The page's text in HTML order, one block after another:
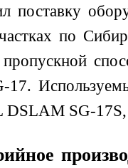
поставку
по
17.
DSLAM SG-